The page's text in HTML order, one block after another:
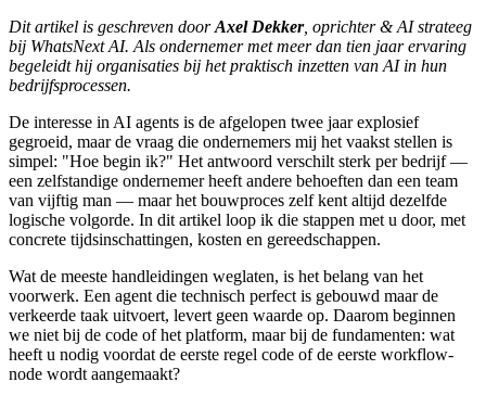
Dit artikel is geschreven doorAxel Dekker, oprichter & AI strateeg
bij WhatsNext AI. Als ondernemer met meer dan tien jaar ervaring
begeleidt hij organisaties bij het praktisch inzetten van AI in hun
bedrijfsprocessen.
De interesse in AI agents is de afgelopen twee jaar explosief
gegroeid, maar de vraag die ondernemers mij het vaakst stellen is
simpel: "Hoe begin ik?" Het antwoord verschilt sterk per bedrijf —
een zelfstandige ondernemer heeft andere behoeften dan een team
van vijftig man — maar het bouwproces zelf kent altijd dezelfde
logische volgorde. In dit artikel loop ik die stappen met u door, met
concrete tijdsinschattingen, kosten en gereedschappen.
Wat de meeste handleidingen weglaten, is het belang van het
voorwerk. Een agent die technisch perfect is gebouwd maar de
verkeerde taak uitvoert, levert geen waarde op. Daarom beginnen
we niet bij de code of het platform, maar bij de fundamenten: wat
heeft u nodig voordat de eerste regel code of de eerste workflow-
node wordt aangemaakt?